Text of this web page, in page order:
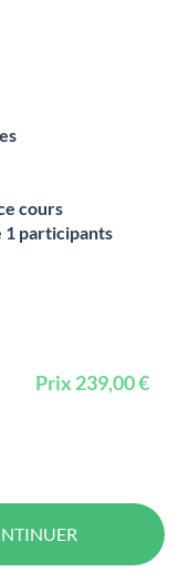
cours
1 participants